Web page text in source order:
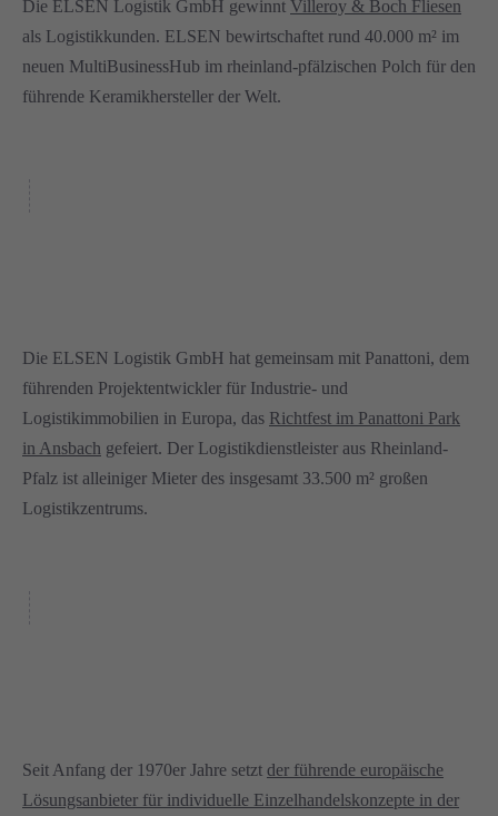
Die ELSEN Logistik GmbH gewinnt Villeroy & Boch Fliesen
als Logistikkunden. ELSEN bewirtschaftet rund 40.000 m² im
neuen MultiBusinessHub im rheinland-pfälzischen Polch für den
führende Keramikhersteller der Welt.
Die ELSEN Logistik GmbH hat gemeinsam mit Panattoni, dem
führenden Projektentwickler für Industrie- und
Logistikimmobilien in Europa, das Richtfest im Panattoni Park
in Ansbach gefeiert. Der Logistikdienstleister aus Rheinland-
Pfalz ist alleiniger Mieter des insgesamt 33.500 m² großen
Logistikzentrums.
Seit Anfang der 1970er Jahre setzt der führende europäische
Lösungsanbieter für individuelle Einzelhandelskonzepte in der